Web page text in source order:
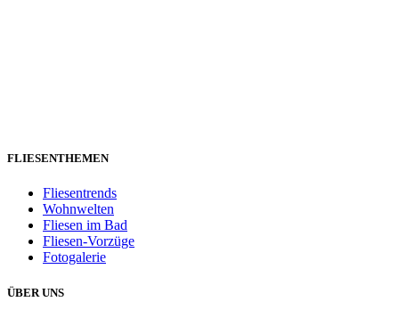
FLIESENTHEMEN
Fliesentrends
Wohnwelten
Fliesen im Bad
Fliesen-Vorzüge
Fotogalerie
ÜBER UNS